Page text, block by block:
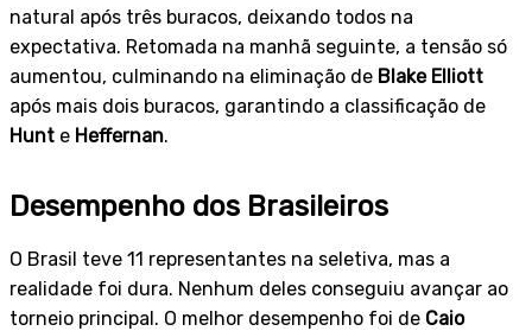
natural após três buracos, deixando todos na
expectativa. Retomada na manhã seguinte, a tensão só
aumentou, culminando na eliminação de Blake Elliott
após mais dois buracos, garantindo a classificação de
Hunt e Heffernan.
Desempenho dos Brasileiros
O Brasil teve 11 representantes na seletiva, mas a
realidade foi dura. Nenhum deles conseguiu avançar ao
torneio principal. O melhor desempenho foi de Caio